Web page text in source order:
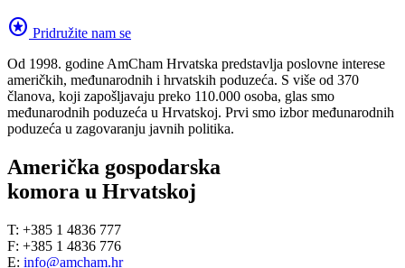
stars Pridružite nam se
Od 1998. godine AmCham Hrvatska predstavlja poslovne interese
američkih, međunarodnih i hrvatskih poduzeća. S više od 370
članova, koji zapošljavaju preko 110.000 osoba, glas smo
međunarodnih poduzeća u Hrvatskoj. Prvi smo izbor međunarodnih
poduzeća u zagovaranju javnih politika.
Američka gospodarska
komora u Hrvatskoj
T: +385 1 4836 777
F: +385 1 4836 776
E: info@amcham.hr